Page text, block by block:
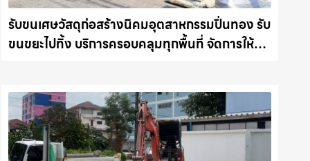
รับขนเศษวัสดุก่อสร้างนิคมอุตสาหกรรมปิ่นทอง รับ
ขนขยะไปทิ้ง บริการครอบคลุมทุกพื้นที่ จัดการให้